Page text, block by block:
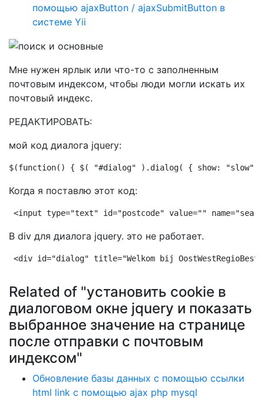
помощью ajaxButton / ajaxSubmitButton в
системе Yii
Мне нужен ярлык или что-то с заполненным
почтовым индексом, чтобы люди могли искать их
почтовый индекс.
РЕДАКТИРОВАТЬ:
мой код диалога jquery:
$(function() { $( "#dialog" ).dialog( { show:
Когда я поставлю этот код:
<input type="text" id="postcode" value=""
В div для диалога jquery. это не работает.
<div id="dialog" title="Welkom bij
Related of "установить cookie в
диалоговом окне jquery и показать
выбранное значение на странице
после отправки с почтовым
индексом"
Обновление базы данных с помощью ссылки
html link с помощью ajax php mysql